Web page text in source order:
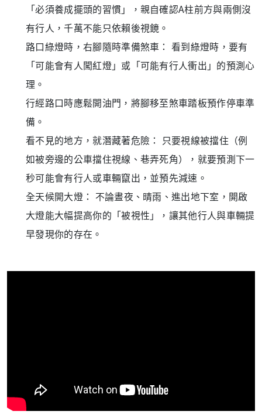
「必須養成擺頭的習慣」，親自確認A柱前方與兩側沒
有行人，千萬不能只依賴後視鏡。
路口綠燈時，右腳隨時準備煞車： 看到綠燈時，要有
「可能會有人闖紅燈」或「可能有行人衝出」的預測心
理。
行經路口時應鬆開油門，將腳移至煞車踏板預作停車準
備。
看不見的地方，就潛藏著危險： 只要視線被擋住（例
如被旁邊的公車擋住視線、巷弄死角），就要預測下一
秒可能會有行人或車輛竄出，並預先減速。
全天候開大燈： 不論晝夜、晴雨、進出地下室，開啟
大燈能大幅提高你的「被視性」，讓其他行人與車輛提
早發現你的存在 。